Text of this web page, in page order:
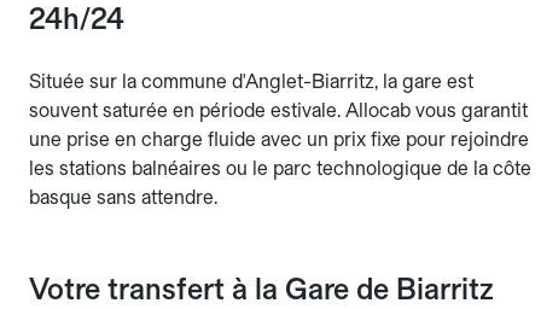
24h/24
Située sur la commune d'Anglet-Biarritz, la gare est
souvent saturée en période estivale. Allocab vous garantit
une prise en charge fluide avec un prix fixe pour rejoindre
les stations balnéaires ou le parc technologique de la côte
basque sans attendre.
Votre transfert à la Gare de Biarritz